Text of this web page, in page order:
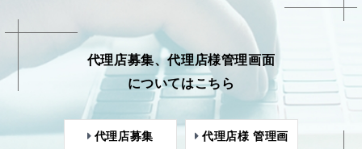
代理店募集、代理店様管理画面
についてはこちら
代理店募集
代理店様 管理画